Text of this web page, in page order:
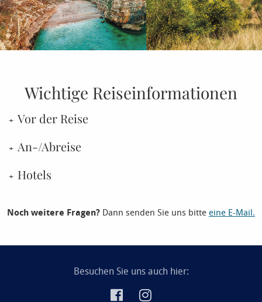
Wichtige Reiseinformationen
Vor der Reise
An-/Abreise
Hotels
Noch weitere Fragen? Dann senden Sie uns bitte eine E-Mail.
Besuchen Sie uns auch hier: